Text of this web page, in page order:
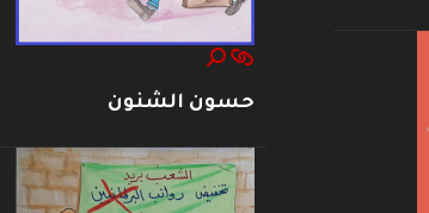
حسون الشنون